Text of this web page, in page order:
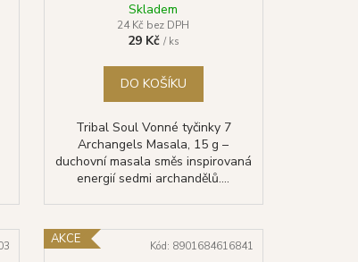
Skladem
24 Kč bez DPH
29 Kč/ ks
DO KOŠÍKU
Tribal Soul Vonné tyčinky 7
Archangels Masala, 15 g –
duchovní masala směs inspirovaná
energií sedmi archandělů....
AKCE Kód: 8901684616841